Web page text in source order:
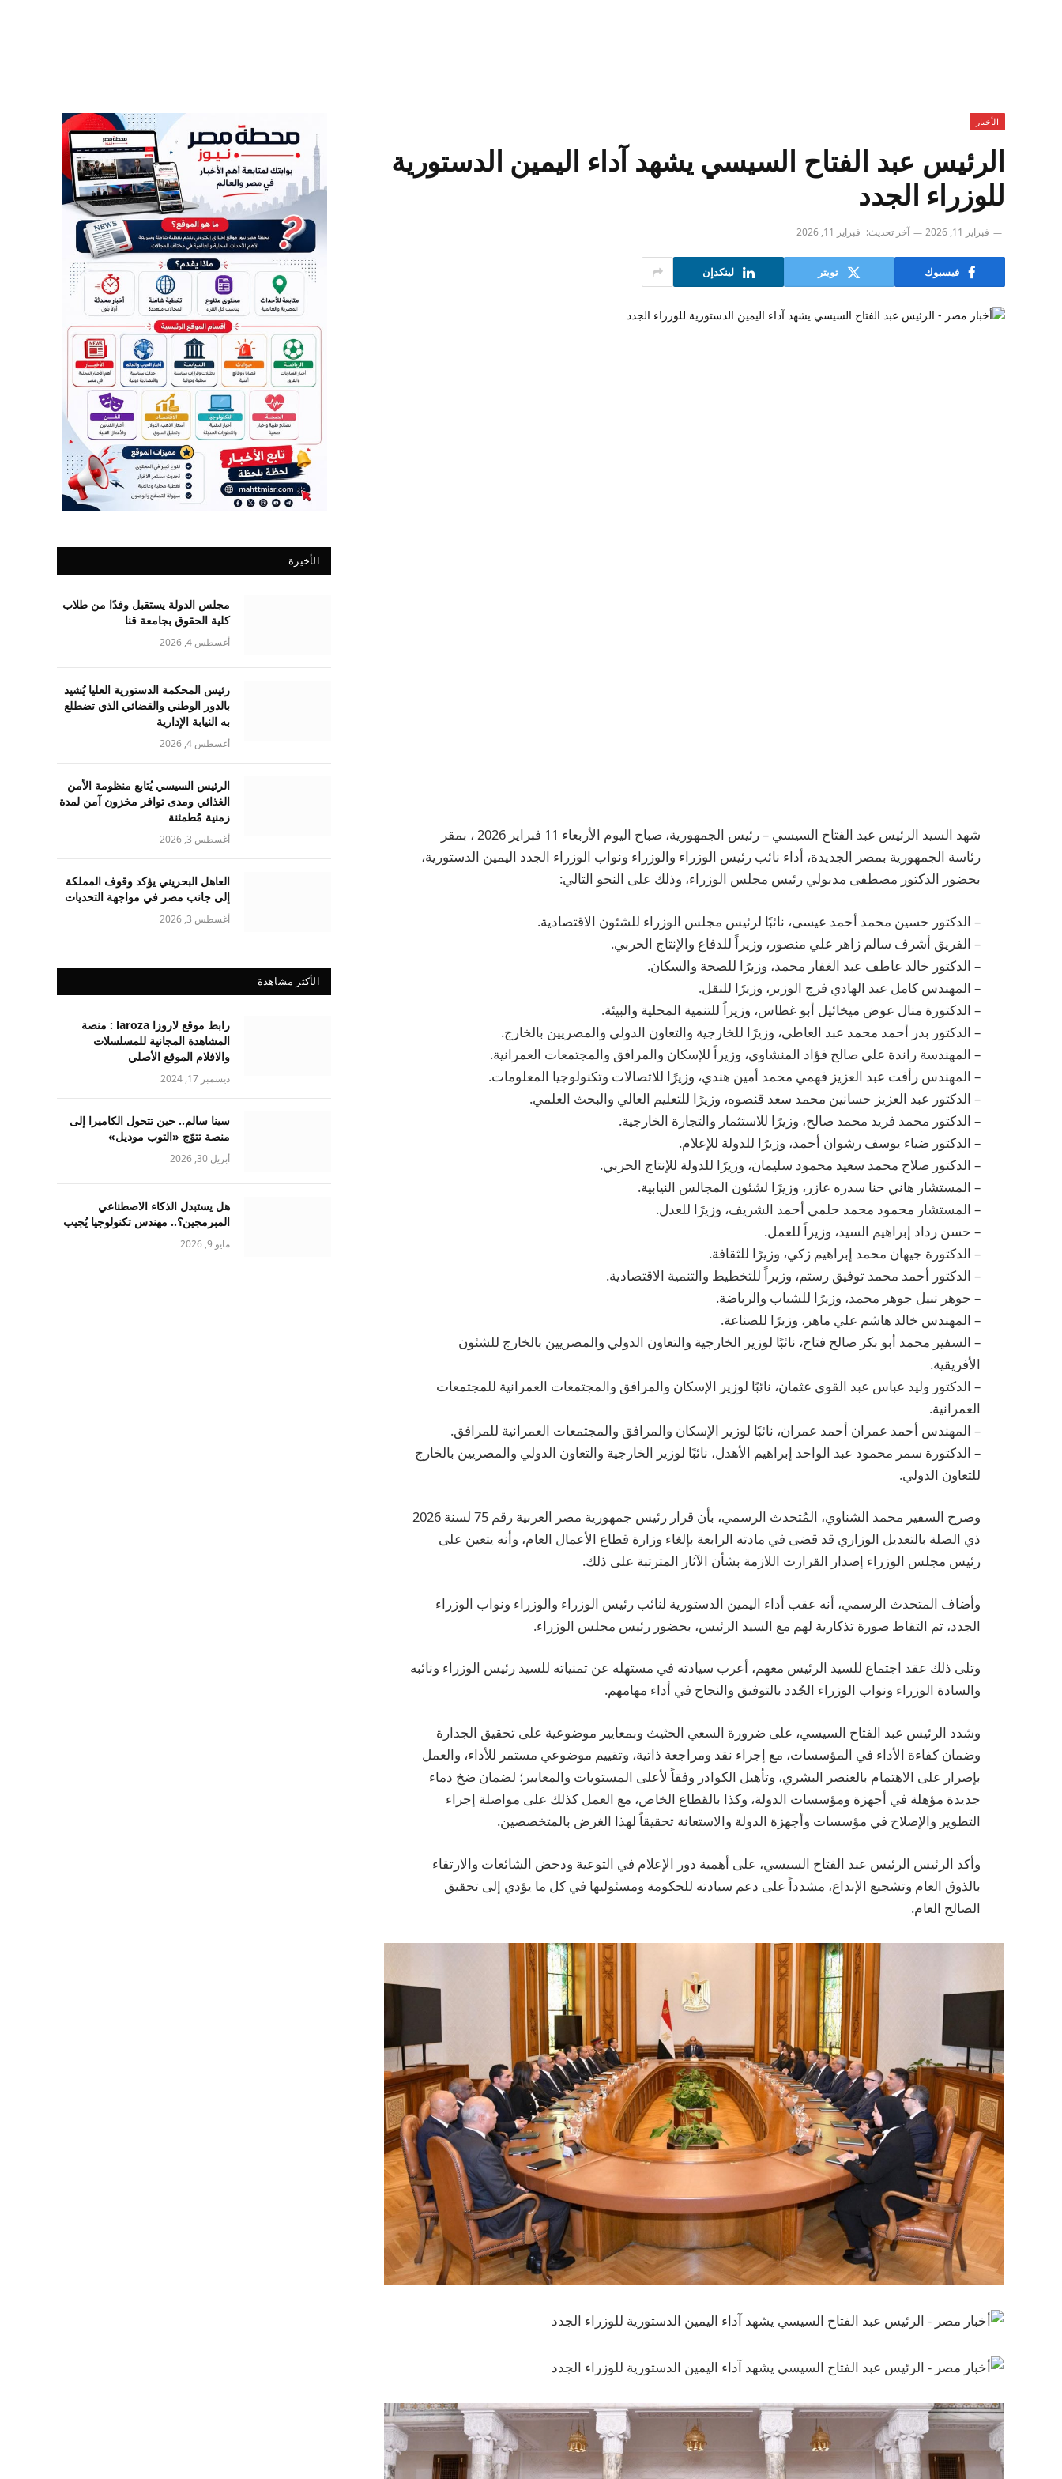
الأخبار
الرئيس عبد الفتاح السيسي يشهد آداء اليمين الدستورية
للوزراء الجدد
فبراير 11, 2026 آخر تحديث: فبراير 11, 2026
فيسبوك تويتر لينكدإن
شهد السيد الرئيس عبد الفتاح السيسي – رئيس الجمهورية، صباح اليوم الأربعاء 11 فبراير 2026 ، بمقر
رئاسة الجمهورية بمصر الجديدة، أداء نائب رئيس الوزراء والوزراء ونواب الوزراء الجدد اليمين الدستورية،
بحضور الدكتور مصطفى مدبولي رئيس مجلس الوزراء، وذلك على النحو التالي:
– الدكتور حسين محمد أحمد عيسى، نائبًا لرئيس مجلس الوزراء للشئون الاقتصادية.
– الفريق أشرف سالم زاهر علي منصور، وزيراً للدفاع والإنتاج الحربي.
– الدكتور خالد عاطف عبد الغفار محمد، وزيرًا للصحة والسكان.
– المهندس كامل عبد الهادي فرج الوزير، وزيرًا للنقل.
– الدكتورة منال عوض ميخائيل أبو غطاس، وزيراً للتنمية المحلية والبيئة.
– الدكتور بدر أحمد محمد عبد العاطي، وزيرًا للخارجية والتعاون الدولي والمصريين بالخارج.
– المهندسة راندة علي صالح فؤاد المنشاوي، وزيراً للإسكان والمرافق والمجتمعات العمرانية.
– المهندس رأفت عبد العزيز فهمي محمد أمين هندي، وزيرًا للاتصالات وتكنولوجيا المعلومات.
– الدكتور عبد العزيز حسانين محمد سعد قنصوه، وزيرًا للتعليم العالي والبحث العلمي.
– الدكتور محمد فريد محمد صالح، وزيرًا للاستثمار والتجارة الخارجية.
– الدكتور ضياء يوسف رشوان أحمد، وزيرًا للدولة للإعلام.
– الدكتور صلاح محمد سعيد محمود سليمان، وزيرًا للدولة للإنتاج الحربي.
– المستشار هاني حنا سدره عازر، وزيرًا لشئون المجالس النيابية.
– المستشار محمود محمد حلمي أحمد الشريف، وزيرًا للعدل.
– حسن رداد إبراهيم السيد، وزيراً للعمل.
– الدكتورة جيهان محمد إبراهيم زكي، وزيرًا للثقافة.
– الدكتور أحمد محمد توفيق رستم، وزيراً للتخطيط والتنمية الاقتصادية.
– جوهر نبيل جوهر محمد، وزيرًا للشباب والرياضة.
– المهندس خالد هاشم علي ماهر، وزيرًا للصناعة.
– السفير محمد أبو بكر صالح فتاح، نائبًا لوزير الخارجية والتعاون الدولي والمصريين بالخارج للشئون
الأفريقية.
– الدكتور وليد عباس عبد القوي عثمان، نائبًا لوزير الإسكان والمرافق والمجتمعات العمرانية للمجتمعات
العمرانية.
– المهندس أحمد عمران أحمد عمران، نائبًا لوزير الإسكان والمرافق والمجتمعات العمرانية للمرافق.
– الدكتورة سمر محمود عبد الواحد إبراهيم الأهدل، نائبًا لوزير الخارجية والتعاون الدولي والمصريين بالخارج
للتعاون الدولي.
وصرح السفير محمد الشناوي، المُتحدث الرسمي، بأن قرار رئيس جمهورية مصر العربية رقم 75 لسنة 2026
ذي الصلة بالتعديل الوزاري قد قضى في مادته الرابعة بإلغاء وزارة قطاع الأعمال العام، وأنه يتعين على
رئيس مجلس الوزراء إصدار القرارت اللازمة بشأن الآثار المترتبة على ذلك.
وأضاف المتحدث الرسمي، أنه عقب أداء اليمين الدستورية لنائب رئيس الوزراء والوزراء ونواب الوزراء
الجدد، تم التقاط صورة تذكارية لهم مع السيد الرئيس، بحضور رئيس مجلس الوزراء.
وتلى ذلك عقد اجتماع للسيد الرئيس معهم، أعرب سيادته في مستهله عن تمنياته للسيد رئيس الوزراء ونائبه
والسادة الوزراء ونواب الوزراء الجُدد بالتوفيق والنجاح في أداء مهامهم.
وشدد الرئيس عبد الفتاح السيسي، على ضرورة السعي الحثيث وبمعايير موضوعية على تحقيق الجدارة
وضمان كفاءة الأداء في المؤسسات، مع إجراء نقد ومراجعة ذاتية، وتقييم موضوعي مستمر للأداء، والعمل
بإصرار على الاهتمام بالعنصر البشري، وتأهيل الكوادر وفقاً لأعلى المستويات والمعايير؛ لضمان ضخ دماء
جديدة مؤهلة في أجهزة ومؤسسات الدولة، وكذا بالقطاع الخاص، مع العمل كذلك على مواصلة إجراء
التطوير والإصلاح في مؤسسات وأجهزة الدولة والاستعانة تحقيقاً لهذا الغرض بالمتخصصين.
وأكد الرئيس الرئيس عبد الفتاح السيسي، على أهمية دور الإعلام في التوعية ودحض الشائعات والارتقاء
بالذوق العام وتشجيع الإبداع، مشدداً على دعم سيادته للحكومة ومسئوليها في كل ما يؤدي إلى تحقيق
الصالح العام.
الأخيرة
مجلس الدولة يستقبل وفدًا من طلاب
كلية الحقوق بجامعة قنا
أغسطس 4, 2026
رئيس المحكمة الدستورية العليا يُشيد
بالدور الوطني والقضائي الذي تضطلع
به النيابة الإدارية
أغسطس 4, 2026
الرئيس السيسي يُتابع منظومة الأمن
الغذائي ومدى توافر مخزون آمن لمدة
زمنية مُطمئنة
أغسطس 3, 2026
العاهل البحريني يؤكد وقوف المملكة
إلى جانب مصر في مواجهة التحديات
أغسطس 3, 2026
الأكثر مشاهدة
رابط موقع لاروزا laroza : منصة
المشاهدة المجانية للمسلسلات
والافلام الموقع الأصلي
ديسمبر 17, 2024
سينا سالم.. حين تتحول الكاميرا إلى
منصة تتوّج «التوب موديل»
أبريل 30, 2026
هل يستبدل الذكاء الاصطناعي
المبرمجين؟.. مهندس تكنولوجيا يُجيب
مايو 9, 2026